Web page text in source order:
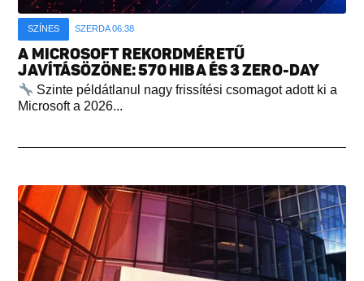
SZÍNES SZERDA 06:38
A MICROSOFT REKORDMÉRETŰ
JAVÍTÁSÖZÖNE: 570 HIBA ÉS 3 ZERO-DAY
Szinte példátlanul nagy frissítési csomagot adott ki a
Microsoft a 2026...